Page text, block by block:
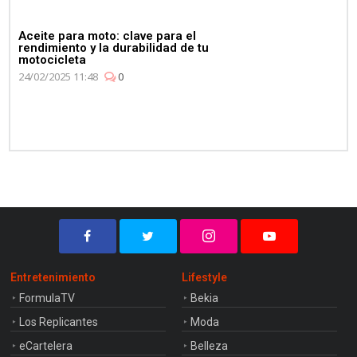
Aceite para moto: clave para el
rendimiento y la durabilidad de tu
motocicleta
24/02/2025 11:48
0
Entretenimiento
FormulaTV
Los Replicantes
eCartelera
Lifestyle
Bekia
Moda
Belleza